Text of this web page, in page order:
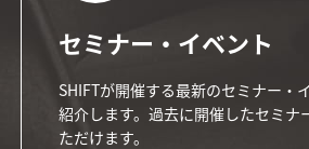
セミナー・イベント
SHIFTが開催する最新のセミナー・
紹介します。過去に開催したセミナ
ただけます。